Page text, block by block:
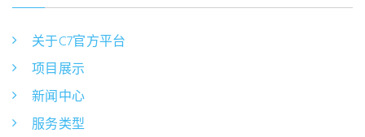
关于C7官方平台
项目展示
新闻中心
服务类型